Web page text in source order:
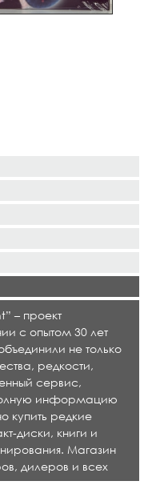
– проект
с опытом 30 лет
не только
редкости,
сервис,
информацию
купить редкие
диски, книги и
Магазин
дилеров и всех